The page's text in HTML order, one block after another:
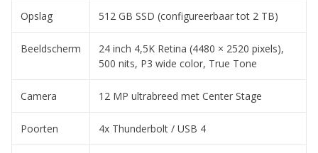
Opslag 512 GB SSD (configureerbaar tot 2 TB)
Beeldscherm
24 inch 4,5K Retina (4480 × 2520 pixels),
500 nits, P3 wide color, True Tone
Camera 12 MP ultrabreed met Center Stage
Poorten 4x Thunderbolt / USB 4